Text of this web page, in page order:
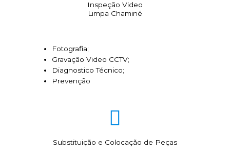
Inspeção Video
Limpa Chaminé
Fotografia;
Gravação Video CCTV;
Diagnostico Técnico;
Prevenção
Substituição e Colocação de Peças